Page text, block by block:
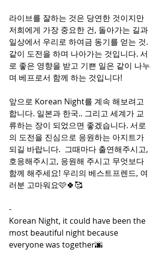
라이브를 잘하는 것은 당연한 것이지만
저희에게 가장 중요한 건, 돌아가는 길과
일상에서 우리로 하여금 동기를 얻는 것.
같이 도전을 하며 나아가는 것입니다. 서
로 좋은 영향을 받고 기쁜 일은 같이 나누
며 베프로서 함께 하는 것입니다!
앞으로 Korean Night를 계속 해보려고
합니다. 일본과 한국.. 그리고 세계가 교
류하는 장이 되었으면 좋겠습니다. 서로
의 도전을 진심으로 응원하는 아지트가
되길 바랍니다.  그때마다 출연해주시고,
호응해주시고, 응원해 주시고 무엇보다
함께 해주세요! 우리의 베스트프렌드, 여
러분 고마워요🩷🍀🥰
-
Korean Night, it could have been the
most beautiful night because
everyone was together🌆